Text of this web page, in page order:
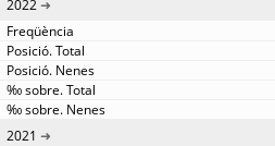
2022
2021